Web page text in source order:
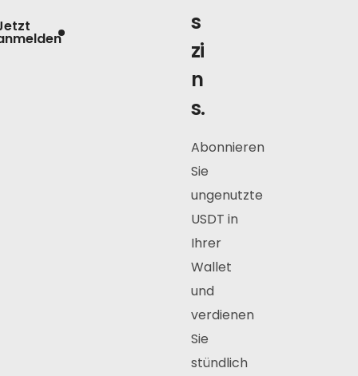
s
zi
n
s.
Abonnieren
Sie
ungenutzte
USDT in
Ihrer
Wallet
und
verdienen
Sie
stündlich